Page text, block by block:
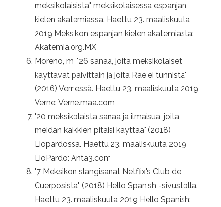
meksikolaisista" meksikolaisessa espanjan
kielen akatemiassa. Haettu 23. maaliskuuta
2019 Meksikon espanjan kielen akatemiasta:
Akatemia.org.MX
Moreno, m. "26 sanaa, joita meksikolaiset
käyttävät päivittäin ja joita Rae ei tunnista"
(2016) Vernessä. Haettu 23. maaliskuuta 2019
Verne: Verne.maa.com
"20 meksikolaista sanaa ja ilmaisua, joita
meidän kaikkien pitäisi käyttää" (2018)
Liopardossa. Haettu 23. maaliskuuta 2019
LioPardo: Anta3.com
"7 Meksikon slangisanat Netflix's Club de
Cuerposista" (2018) Hello Spanish -sivustolla.
Haettu 23. maaliskuuta 2019 Hello Spanish: